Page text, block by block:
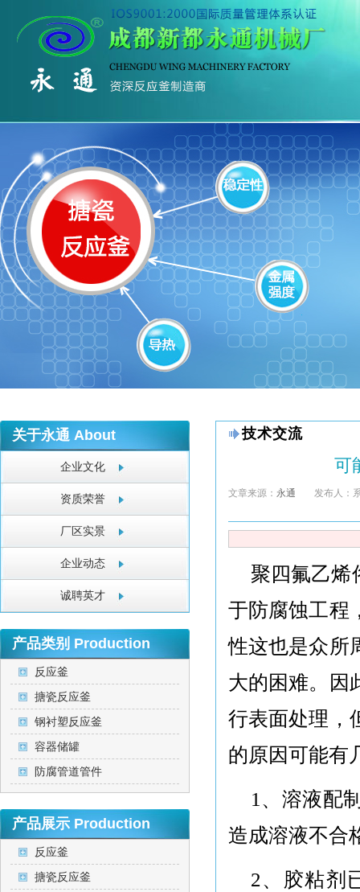
技术交流
可
文章来源： 永通 发布人：
聚四氟乙烯
于防腐蚀工程
性这也是众所
大的困难。因
行表面处理，
的原因可能有
1、 溶液配
造成溶液不合
2、 胶粘剂
关于永通 About
企业文化
资质荣誉
厂区实景
企业动态
诚聘英才
产品类别 Production
反应釜
搪瓷反应釜
钢衬塑反应釜
容器储罐
防腐管道管件
产品展示 Production
反应釜
搪瓷反应釜